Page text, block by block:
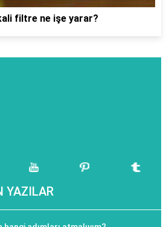
filtre ne işe yarar?
YAZILAR